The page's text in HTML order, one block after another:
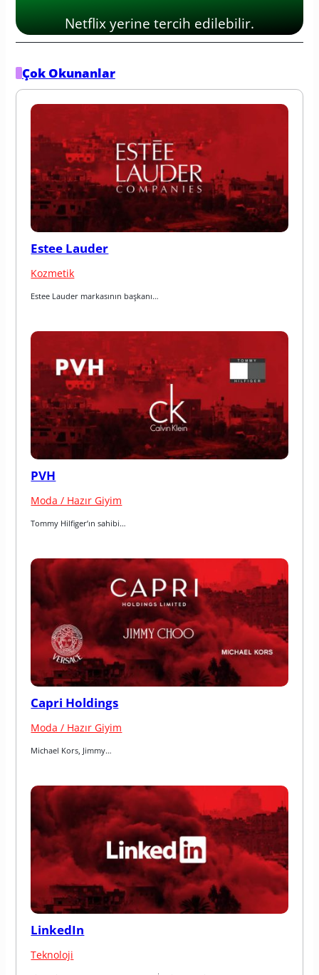
Netflix yerine tercih edilebilir.
Çok Okunanlar
Estee Lauder
Kozmetik
Estee Lauder markasının başkanı…
PVH
Moda / Hazır Giyim
Tommy Hilfiger’ın sahibi…
Capri Holdings
Moda / Hazır Giyim
Michael Kors, Jimmy…
LinkedIn
Teknoloji